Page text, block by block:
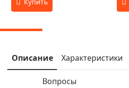
Описание Характеристики
Вопросы